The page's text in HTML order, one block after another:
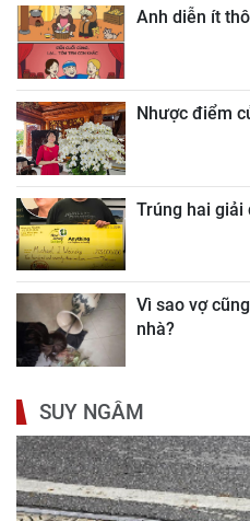
Anh diễn ít
Nhược điểm
Trúng hai giải
Vì sao vợ
nhà?
SUY NGẪM